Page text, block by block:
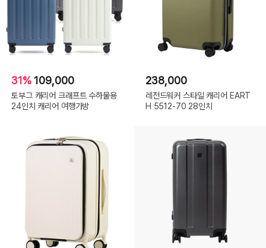
31% 109,000
토부그 캐리어 크래프트 수하물용
24인치 캐리어 여행가방
238,000
레전드워커 스타일 캐리어 EART
H 5512-70 28인치